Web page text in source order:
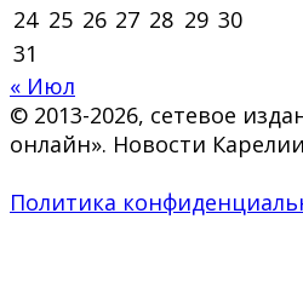
24 25 26 27 28 29 30
31
« Июл
© 2013-2026, сетевое
онлайн». Новости
Политика